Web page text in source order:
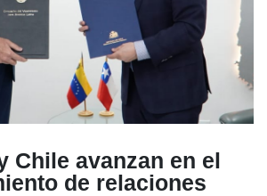
Chile avanzan en el
de relaciones